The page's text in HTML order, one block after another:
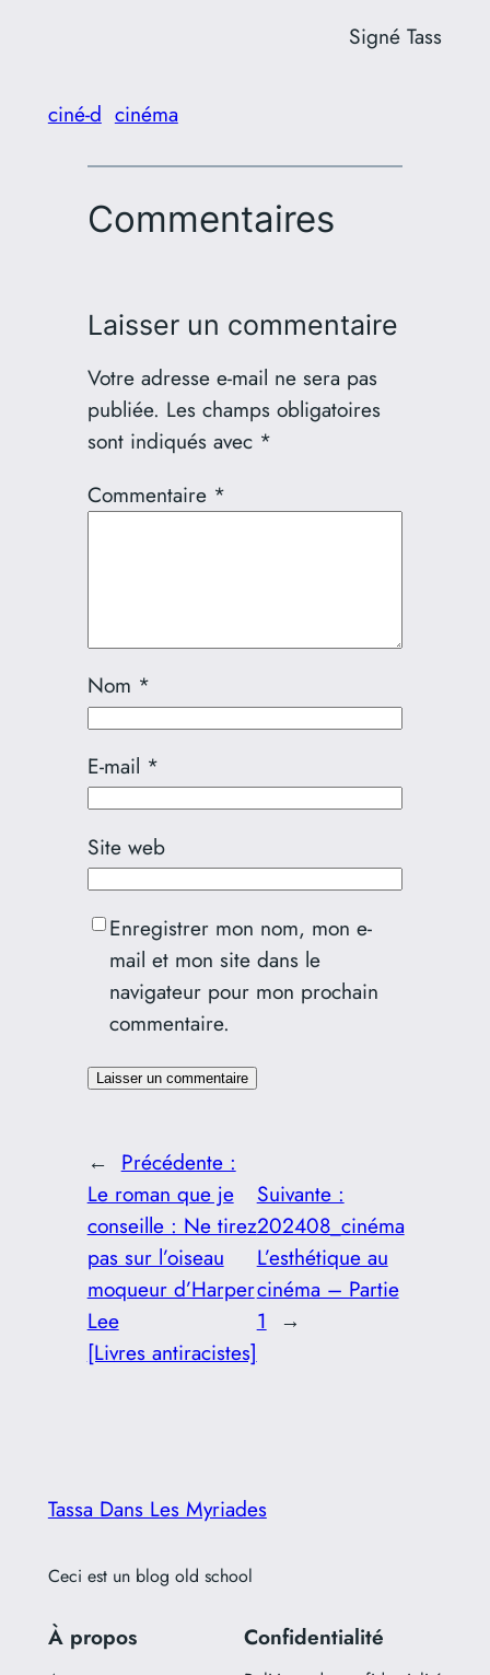
Signé Tass
ciné-d cinéma
Commentaires
Laisser un commentaire
Votre adresse e-mail ne sera pas
publiée. Les champs obligatoires
sont indiqués avec *
Commentaire *
Nom *
E-mail *
Site web
Enregistrer mon nom, mon e-
mail et mon site dans le
navigateur pour mon prochain
commentaire.
← Précédente :
Le roman que je
conseille : Ne tirez
pas sur l’oiseau
moqueur d’Harper
Lee
[Livres antiracistes]
Suivante :
202408_cinéma
L’esthétique au
cinéma – Partie
1
→
Tassa Dans Les Myriades
Ceci est un blog old school
À propos Confidentialité